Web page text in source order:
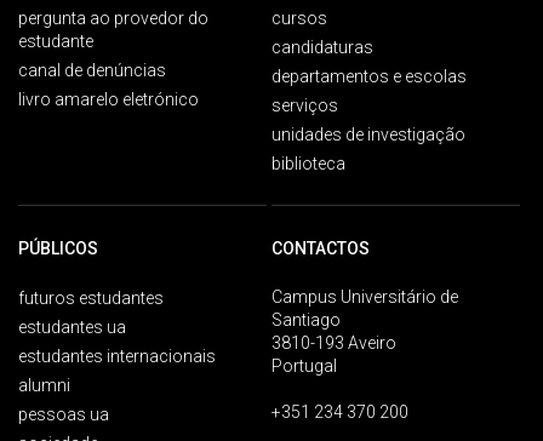
pergunta ao provedor do
estudante
canal de denúncias
livro amarelo eletrónico
cursos
candidaturas
departamentos e escolas
serviços
unidades de investigação
biblioteca
PÚBLICOS
futuros estudantes
estudantes ua
estudantes internacionais
alumni
pessoas ua
CONTACTOS
Campus Universitário de
Santiago
3810-193 Aveiro
Portugal
+351 234 370 200